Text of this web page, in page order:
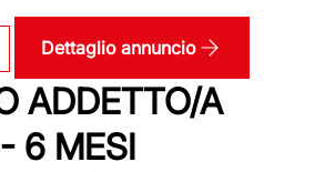
Dettaglio annuncio
ADDETTO/A
6 MESI